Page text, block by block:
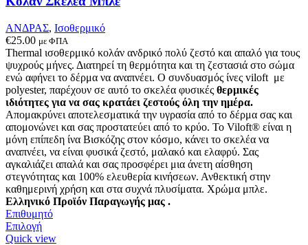
σελίδα
προϊόντος
ΑΝΔΡΑΣ, Ισοθερμικό
€25.00 με ΦΠΑ
Thermal ισοθερμικό κολάν ανδρικό πολύ ζεστό και απαλό για τους
ψυχρούς μήνες. Διατηρεί τη θερμότητα και τη ζεστασιά στο σώμα
ενώ αφήνει το δέρμα να αναπνέει. Ο συνδυασμός ίνες viloft με
polyester, παρέχουν σε αυτό το σκελέα φυσικές θερμικές
ιδιότητες για να σας κρατάει ζεστούς όλη την ημέρα.
Απομακρύνει αποτελεσματικά την υγρασία από το δέρμα σας και
απομονώνει και σας προστατεύει από το κρύο. Το Viloft® είναι η
μόνη επίπεδη ίνα Βισκόζης στον κόσμο, κάνει το σκελέα να
αναπνέει, να είναι φυσικά ζεστό, μαλακό και ελαφρύ. Σας
αγκαλιάζει απαλά και σας προσφέρει μια άνετη αίσθηση
στεγνότητας και 100% ελευθερία κινήσεων. Ανθεκτική στην
καθημερινή χρήση και στα συχνά πλυσίματα. Χρώμα μπλε.
Ελληνικό Προϊόν Παραγωγής μας .
Επιθυμητό
ΕπιλογήΑυτό
το
Quick view